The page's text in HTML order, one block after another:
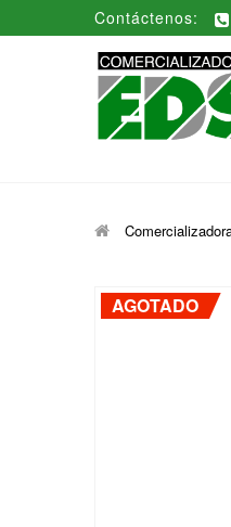
Contáctenos:
AGOTADO